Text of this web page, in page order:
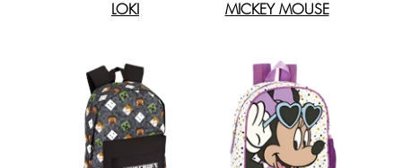
LOKI MICKEY MOUSE